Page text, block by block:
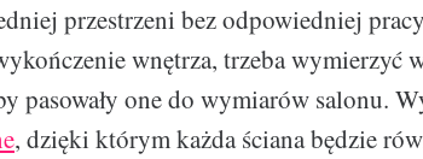
przestrzeni bez odpowiedniej
wnętrza, trzeba wymierzyć
pasowały one do wymiarów salonu.
, dzięki którym każda ściana będzie